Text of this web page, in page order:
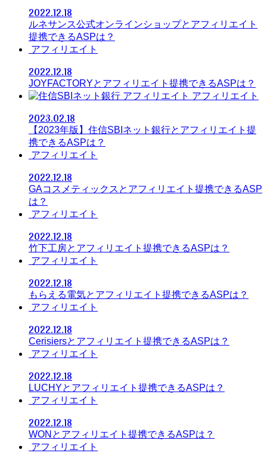
2022.12.18
ルネサンス公式オンラインショップとアフィリエイト
提携できるASPは？
アフィリエイト
2022.12.18
JOYFACTORYとアフィリエイト提携できるASPは？
アフィリエイト
2023.02.18
【2023年版】住信SBIネット銀行とアフィリエイト提
携できるASPは？
アフィリエイト
2022.12.18
GAコスメティックスとアフィリエイト提携できるASP
は？
アフィリエイト
2022.12.18
竹下工房とアフィリエイト提携できるASPは？
アフィリエイト
2022.12.18
もらえる電気とアフィリエイト提携できるASPは？
アフィリエイト
2022.12.18
Cerisiersとアフィリエイト提携できるASPは？
アフィリエイト
2022.12.18
LUCHYとアフィリエイト提携できるASPは？
アフィリエイト
2022.12.18
WONとアフィリエイト提携できるASPは？
アフィリエイト